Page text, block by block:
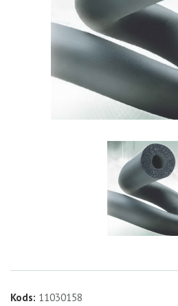
Kods: 11030158